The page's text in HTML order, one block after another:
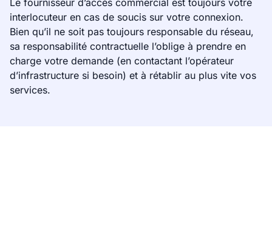
Le fournisseur d’accès commercial est toujours votre
interlocuteur en cas de soucis sur votre connexion.
Bien qu’il ne soit pas toujours responsable du réseau,
sa responsabilité contractuelle l’oblige à prendre en
charge votre demande (en contactant l’opérateur
d’infrastructure si besoin) et à rétablir au plus vite vos
services.